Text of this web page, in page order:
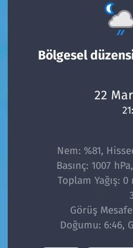
Bölgesel
22
Nem: %81,
Basınç: 1007
Toplam Yağış:
Görüş
Doğumu: 6:46,